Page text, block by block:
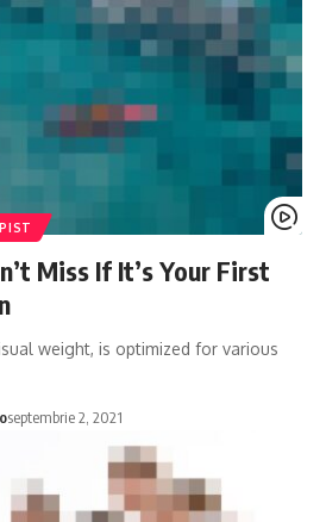
Miss If It’s Your First
weight, is optimized for various
septembrie 2, 2021